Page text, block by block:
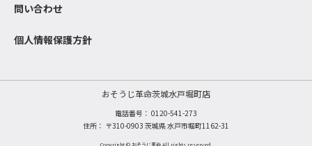
問い合わせ
個人情報保護方針
おそうじ革命茨城水戸堀町店
電話番号： 0120-541-273
住所： 〒310-0903 茨城県 水戸市堀町1162-31